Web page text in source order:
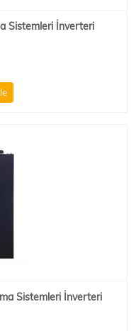
Sistemleri İnverteri
Sistemleri İnverteri